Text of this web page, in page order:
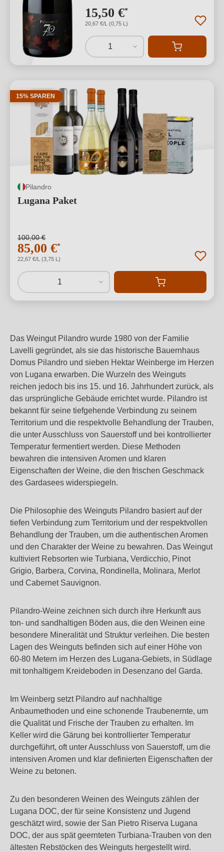
15,50 €*
20,67 €/L (0,75 L)
1
15% SPAREN
Pilandro
Lugana Paket
100,00 €
85,00 €*
22,67 €/L (3,75 L)
1
Das Weingut Pilandro wurde 1980 von der Familie
Lavelli gegründet, als sie das historische Bauernhaus
Domus Pilandro und sieben Hektar Weinberge im Herzen
von Lugana erwarben. Die Wurzeln des Weinguts
reichen jedoch bis ins 15. und 16. Jahrhundert zurück, als
das ursprüngliche Gebäude errichtet wurde. Pilandro ist
bekannt für seine tiefgehende Verbindung zu seinem
Territorium und die respektvolle Behandlung der Trauben,
die unter Ausschluss von Sauerstoff und bei kontrollierter
Temperatur fermentiert werden. Diese Methoden
bewahren die intensiven Aromen und klaren
Eigenschaften der Weine, die den frischen Geschmack
des Gardasees widerspiegeln​.
Die Philosophie des Weinguts Pilandro basiert auf der
tiefen Verbindung zum Territorium und der respektvollen
Behandlung der Trauben, um die authentischen Aromen
und den Charakter der Weine zu bewahren. Das Weingut
kultiviert Rebsorten wie Turbiana, Verdicchio, Pinot
Grigio, Barbera, Corvina, Rondinella, Molinara, Merlot
und Cabernet Sauvignon.
Pilandro-Weine zeichnen sich durch ihre Herkunft aus
ton- und sandhaltigen Böden aus, die den Weinen eine
besondere Mineralität und Struktur verleihen. Die besten
Lagen des Weinguts befinden sich auf einer Höhe von
60-80 Metern im Herzen des Lugana-Gebiets, in Südlage
mit tonhaltigem Kreideboden in Desenzano del Garda.
Im Weinberg setzt Pilandro auf nachhaltige
Anbaumethoden und eine schonende Traubenernte, um
die Qualität und Frische der Trauben zu erhalten. Im
Keller wird die Gärung bei kontrollierter Temperatur
durchgeführt, oft unter Ausschluss von Sauerstoff, um die
intensiven Aromen und klar definierten Eigenschaften der
Weine zu betonen.
Zu den besonderen Weinen des Weinguts zählen der
Lugana DOC, der für seine Konsistenz und Jugend
geschätzt wird, sowie der San Pietro Riserva Lugana
DOC, der aus spät geernteten Turbiana-Trauben von den
ältesten Rebstöcken des Weinguts hergestellt wird.